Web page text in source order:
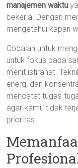
manajemen waktu
bekerja. Dengan
mengetahui kapan
Cobalah untuk
untuk fokus pada
menit istirahat.
energi dan
mencatat tugas-
agar kamu tidak
prioritas.